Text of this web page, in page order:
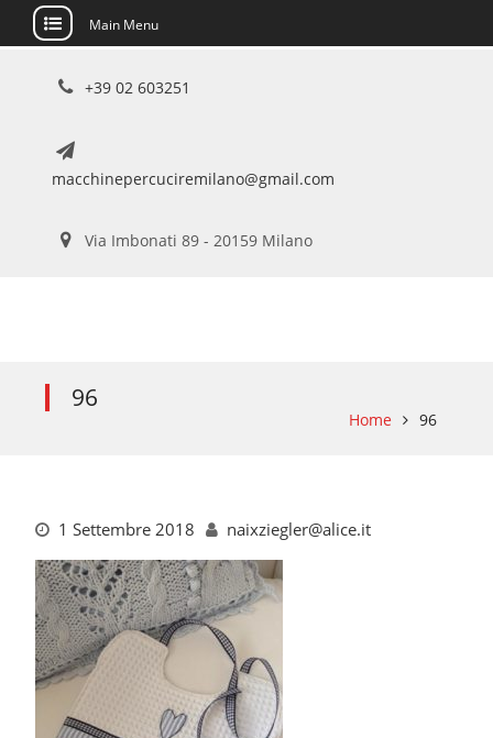
Main Menu
+39 02 603251
macchinepercuciremilano@gmail.com
Via Imbonati 89 - 20159 Milano
96
Home 96
1 Settembre 2018 naixziegler@alice.it